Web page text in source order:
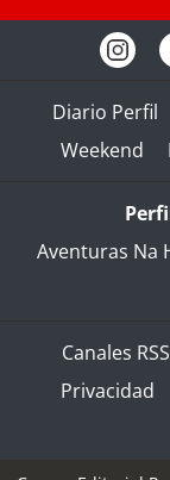
Diario Perfil
Weekend
Aventuras Na
Canales RSS
Privacidad